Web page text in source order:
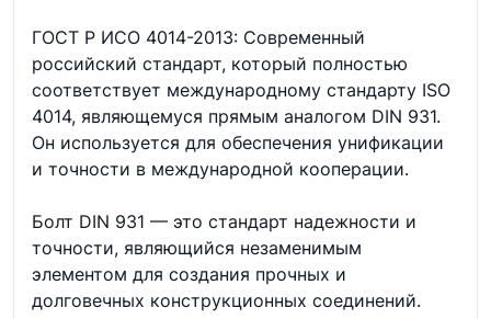
ГОСТ Р ИСО 4014-2013: Современный
российский стандарт, который полностью
соответствует международному стандарту ISO
4014, являющемуся прямым аналогом DIN 931.
Он используется для обеспечения унификации
и точности в международной кооперации.
Болт DIN 931 — это стандарт надежности и
точности, являющийся незаменимым
элементом для создания прочных и
долговечных конструкционных соединений.